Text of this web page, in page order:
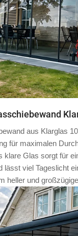
aus Klarglas
für maximalen
klare Glas sorgt für
lässt viel Tageslicht
heller und